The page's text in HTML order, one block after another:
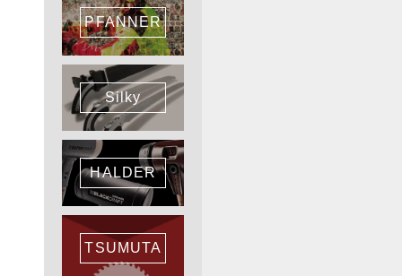
PFANNER
Silky
HALDER
TSUMUTA